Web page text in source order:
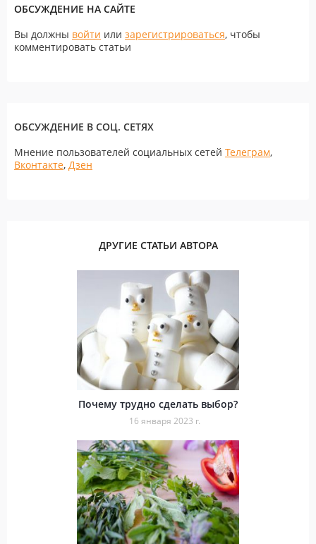
ОБСУЖДЕНИЕ НА САЙТЕ
Вы должны войти или зарегистрироваться, чтобы
комментировать статьи
ОБСУЖДЕНИЕ В СОЦ. СЕТЯХ
Мнение пользователей социальных сетей Телеграм,
Вконтакте, Дзен
ДРУГИЕ СТАТЬИ АВТОРА
Почему трудно сделать выбор?
16 января 2023 г.